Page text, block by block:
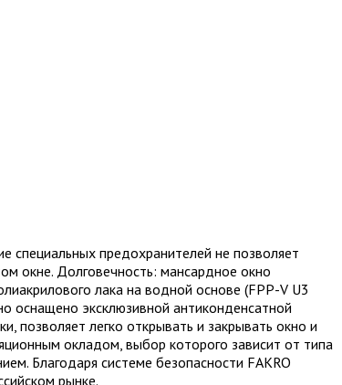
специальных предохранителей не позволяет
окне. Долговечность: мансардное окно
лака на водной основе (FPP-V U3
оснащено эксклюзивной антиконденсатной
позволяет легко открывать и закрывать окно и
окладом, выбор которого зависит от типа
Благодаря системе безопасности FAKRO
рынке.